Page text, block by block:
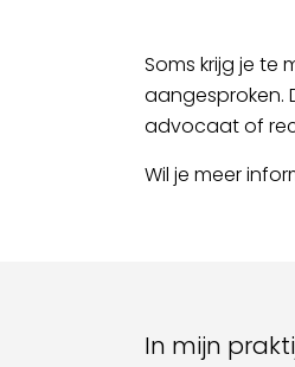
Soms krijg je te
aangesproken.
advocaat of
Wil je meer
In mijn